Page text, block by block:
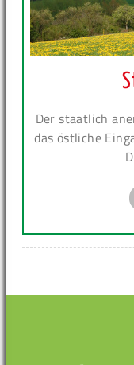
Der staatlich
das östliche